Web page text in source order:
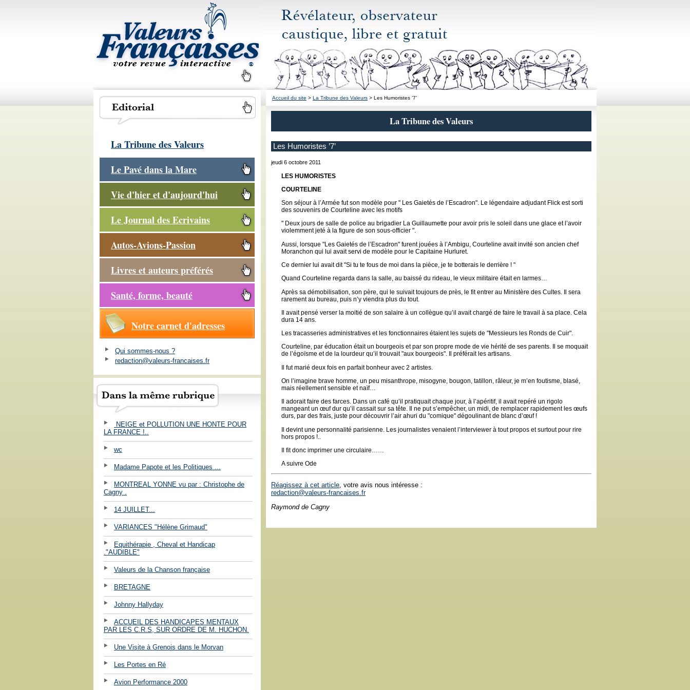
La Tribune des Valeurs
Le Pavé dans la Mare
Vie d'hier et d'aujourd'hui
Le Journal des Ecrivains
Autos-Avions-Passion
Livres et auteurs préférés
Santé, forme, beauté
Notre carnet d'adresses
Qui sommes-nous ?
redaction@valeurs-francaises.fr
NEIGE et POLLUTION UNE HONTE POUR
LA FRANCE !..
wc
Madame Papote et les Politiques ...
MONTREAL YONNE vu par : Christophe de
Cagny .
14 JUILLET...
VARIANCES "Hélène Grimaud"
Equithérapie , Cheval et Handicap
."AUDIBLE"
Valeurs de la Chanson française
BRETAGNE
Johnny Hallyday
ACCUEIL DES HANDICAPES MENTAUX
PAR LES C.R.S, SUR ORDRE DE M. HUCHON.
Une Visite à Grenois dans le Morvan
Les Portes en Ré
Avion Performance 2000
Accueil du site > La Tribune des Valeurs > Les Humoristes ’7’
La Tribune des Valeurs
Les Humoristes ’7’
jeudi 6 octobre 2011
LES HUMORISTES
COURTELINE
Son séjour à l’Armée fut son modèle pour " Les Gaietés de l’Escadron". Le légendaire adjudant Flick est sorti
des souvenirs de Courteline avec les motifs
" Deux jours de salle de police au brigadier La Guillaumette pour avoir pris le soleil dans une glace et l’avoir
violemment jeté à la figure de son sous-officier ".
Aussi, lorsque "Les Gaietés de l’Escadron" furent jouées à l’Ambigu, Courteline avait invité son ancien chef
Moranchon qui lui avait servi de modèle pour le Capitaine Hurluret.
Ce dernier lui avait dit "Si tu te fous de moi dans la pièce, je te botterais le derrière ! "
Quand Courteline regarda dans la salle, au baissé du rideau, le vieux militaire était en larmes…
Après sa démobilisation, son père, qui le suivait toujours de près, le fit entrer au Ministère des Cultes. Il sera
rarement au bureau, puis n’y viendra plus du tout.
Il avait pensé verser la moitié de son salaire à un collègue qu’il avait chargé de faire le travail à sa place. Cela
dura 14 ans.
Les tracasseries administratives et les fonctionnaires étaient les sujets de "Messieurs les Ronds de Cuir".
Courteline, par éducation était un bourgeois et par son propre mode de vie hérité de ses parents. Il se moquait
de l’égoïsme et de la lourdeur qu’il trouvait "aux bourgeois". Il préférait les artisans.
Il fut marié deux fois en parfait bonheur avec 2 artistes.
On l’imagine brave homme, un peu misanthrope, misogyne, bougon, tatillon, râleur, je m’en foutisme, blasé,
mais réellement sensible et naïf…
Il adorait faire des farces. Dans un café qu’il pratiquait chaque jour, à l’apéritif, il avait repéré un rigolo
mangeant un œuf dur qu’il cassait sur sa tête. Il ne put s’empêcher, un midi, de remplacer rapidement les œufs
durs, par des frais, juste pour découvrir l’air ahuri du "comique" dégoulinant de blanc d’œuf !
Il devint une personnalité parisienne. Les journalistes venaient l’interviewer à tout propos et surtout pour rire
hors propos !..
Il fit donc imprimer une circulaire……
A suivre Ode
Réagissez à cet article, votre avis nous intéresse :
redaction@valeurs-francaises.fr
Raymond de Cagny